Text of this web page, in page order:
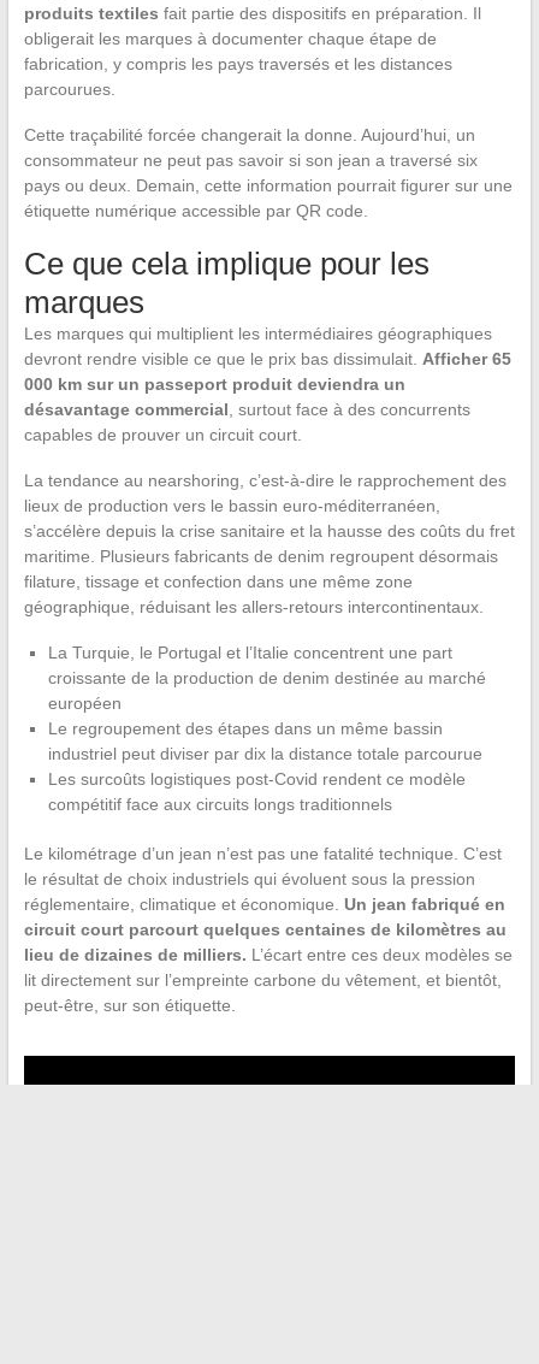
produits textiles fait partie des dispositifs en préparation. Il
obligerait les marques à documenter chaque étape de
fabrication, y compris les pays traversés et les distances
parcourues.
Cette traçabilité forcée changerait la donne. Aujourd’hui, un
consommateur ne peut pas savoir si son jean a traversé six
pays ou deux. Demain, cette information pourrait figurer sur une
étiquette numérique accessible par QR code.
Ce que cela implique pour les
marques
Les marques qui multiplient les intermédiaires géographiques
devront rendre visible ce que le prix bas dissimulait. Afficher 65
000 km sur un passeport produit deviendra un
désavantage commercial, surtout face à des concurrents
capables de prouver un circuit court.
La tendance au nearshoring, c’est-à-dire le rapprochement des
lieux de production vers le bassin euro-méditerranéen,
s’accélère depuis la crise sanitaire et la hausse des coûts du fret
maritime. Plusieurs fabricants de denim regroupent désormais
filature, tissage et confection dans une même zone
géographique, réduisant les allers-retours intercontinentaux.
La Turquie, le Portugal et l’Italie concentrent une part
croissante de la production de denim destinée au marché
européen
Le regroupement des étapes dans un même bassin
industriel peut diviser par dix la distance totale parcourue
Les surcoûts logistiques post-Covid rendent ce modèle
compétitif face aux circuits longs traditionnels
Le kilométrage d’un jean n’est pas une fatalité technique. C’est
le résultat de choix industriels qui évoluent sous la pression
réglementaire, climatique et économique. Un jean fabriqué en
circuit court parcourt quelques centaines de kilomètres au
lieu de dizaines de milliers. L’écart entre ces deux modèles se
lit directement sur l’empreinte carbone du vêtement, et bientôt,
peut-être, sur son étiquette.